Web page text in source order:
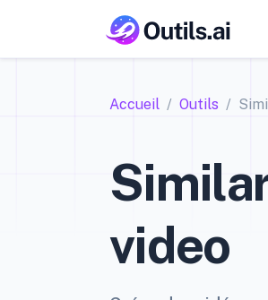
Accueil Outils
video